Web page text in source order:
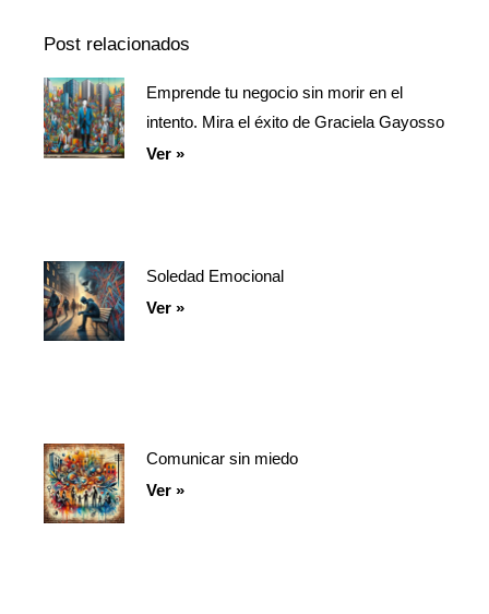
Pódcast
Post relacionados
Emprende tu negocio sin morir en el
intento. Mira el éxito de Graciela Gayosso
Ver »
Soledad Emocional
Ver »
Comunicar sin miedo
Ver »
PáginaPágina
Página